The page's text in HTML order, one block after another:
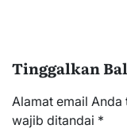
Tinggalkan
Alamat email
wajib ditandai *